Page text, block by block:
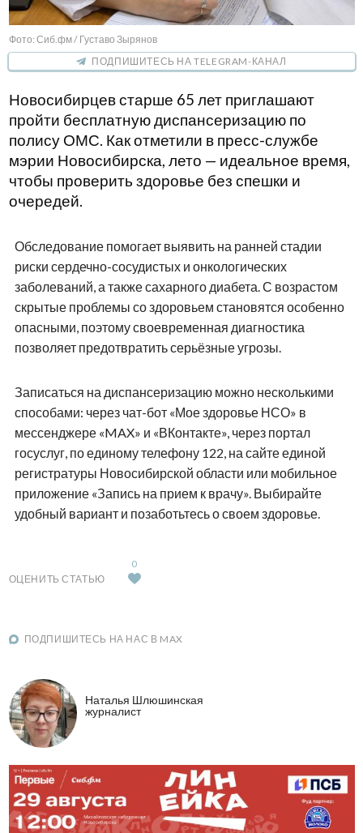
Фото: Сиб.фм / Густаво Зырянов
ПОДПИШИТЕСЬ НА TELEGRAM-КАНАЛ
Новосибирцев старше 65 лет приглашают
пройти бесплатную диспансеризацию по
полису ОМС. Как отметили в пресс-службе
мэрии Новосибирска, лето — идеальное время,
чтобы проверить здоровье без спешки и
очередей.
Обследование помогает выявить на ранней стадии
риски сердечно-сосудистых и онкологических
заболеваний, а также сахарного диабета. С возрастом
скрытые проблемы со здоровьем становятся особенно
опасными, поэтому своевременная диагностика
позволяет предотвратить серьёзные угрозы.
Записаться на диспансеризацию можно несколькими
способами: через чат-бот «Мое здоровье НСО» в
мессенджере «MAX» и «ВКонтакте», через портал
госуслуг, по единому телефону 122, на сайте единой
регистратуры Новосибирской области или мобильное
приложение «Запись на прием к врачу». Выбирайте
удобный вариант и позаботьтесь о своем здоровье.
ОЦЕНИТЬ СТАТЬЮ
0
ПОДПИШИТЕСЬ НА НАС В MAX
Наталья Шлюшинская
журналист